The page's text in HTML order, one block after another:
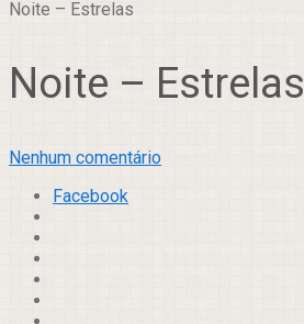
Noite – Estrelas
Noite – Estrelas
Nenhum comentário
Facebook